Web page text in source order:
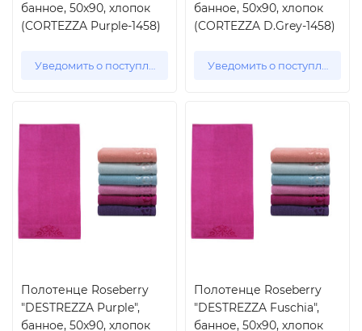
банное, 50x90, хлопок
(CORTEZZA Purple-1458)
Уведомить о поступлении
банное, 50x90, хлопок
(CORTEZZA D.Grey-1458)
Уведомить о поступлении
Полотенце Roseberry
"DESTREZZA Purple",
банное, 50x90, хлопок
Полотенце Roseberry
"DESTREZZA Fuschia",
банное, 50x90, хлопок